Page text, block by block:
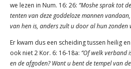
we lezen in Num. 16: 26: ‘’Moshe sprak tot
tenten van deze goddeloze mannen
van hen is, anders zult u door al hun zonden
Er kwam dus een scheiding tussen heilig
ook niet 2 Kor. 6: 16-18a: ‘’Of welk
en de afgoden? Want u bent de tempel van